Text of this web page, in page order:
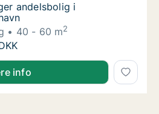
andelsbolig i Storkøbenhavn
andelsbolig i
40 - 60 m2
andelsbolig i Storkøbenhavn
i Storkøbenhavn
info